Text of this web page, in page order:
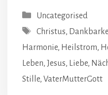
Kategorien
Uncategorised
Schlagwörter
Christus,
Harmonie, Heilstrom,
Leben, Jesus, Liebe,
Stille, VaterMutterGott